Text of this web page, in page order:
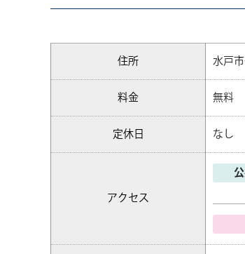
住所 水戸
料金 無料
定休日 なし
アクセス